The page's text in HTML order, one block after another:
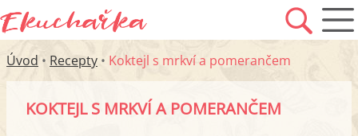
Úvod • Recepty • Koktejl s mrkví a pomerančem
KOKTEJL S MRKVÍ A POMERANČEM